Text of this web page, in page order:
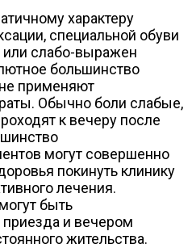
характеру
специальной обуви
или слабо-выражен
большинство
применяют
Обычно боли слабые,
к вечеру после
могут совершенно
покинуть клинику
лечения.
быть
и вечером
жительства.